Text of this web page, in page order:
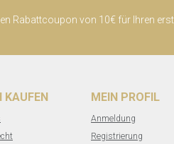
Rabattcoupon von 10€ für Ihren
KAUFEN MEIN PROFIL
Anmeldung
Registrierung